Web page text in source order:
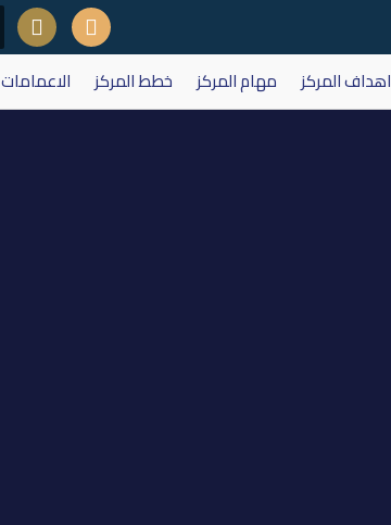
اهداف المركز مهام المركز خطط المركز الاعمامات